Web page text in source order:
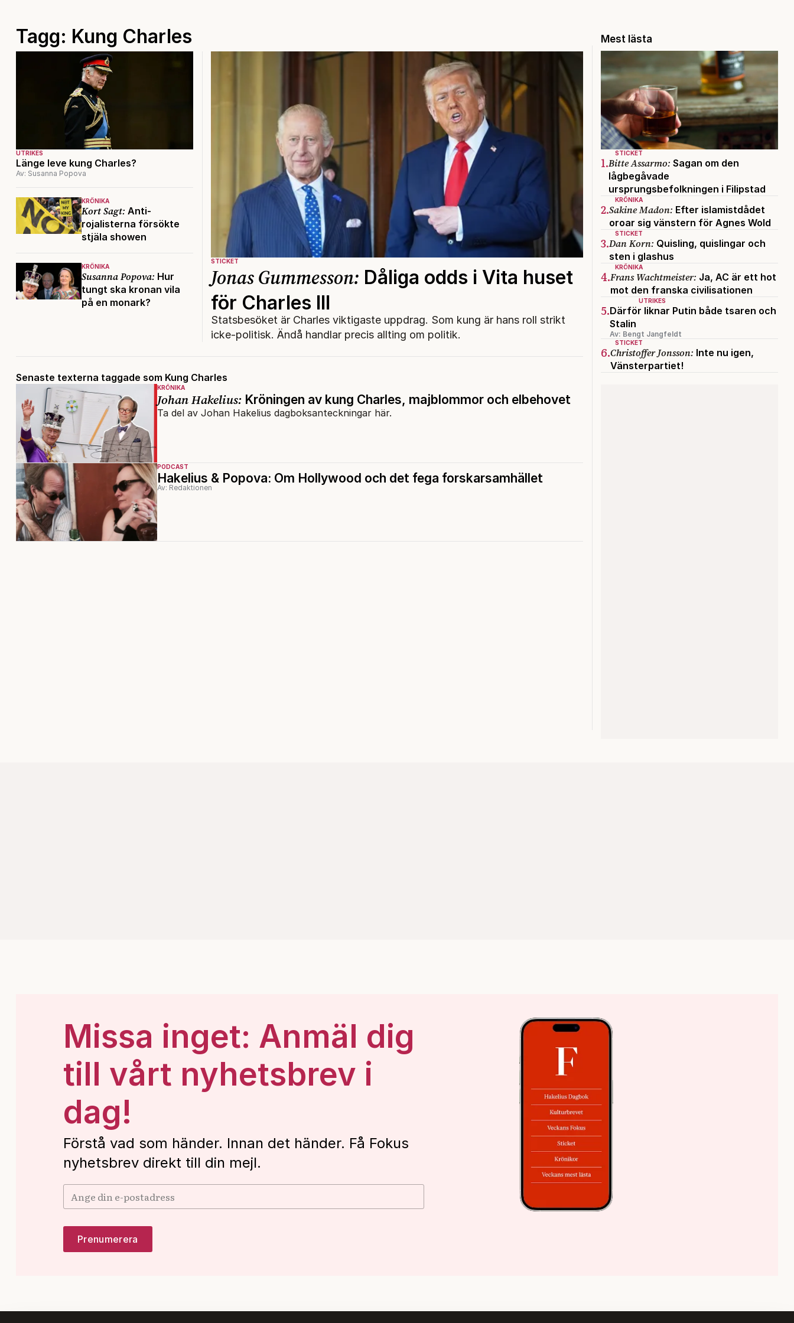
Tagg: Kung Charles
UTRIKES
Länge leve kung Charles?
Av: Susanna Popova
KRÖNIKA
Kort Sagt: Anti-
rojalisterna försökte
stjäla showen
KRÖNIKA
Susanna Popova: Hur
tungt ska kronan vila
på en monark?
STICKET
Jonas Gummesson: Dåliga odds i Vita huset
för Charles III
Statsbesöket är Charles viktigaste uppdrag. Som kung är hans roll strikt
icke-politisk. Ändå handlar precis allting om politik.
Senaste texterna taggade som Kung Charles
KRÖNIKA
Johan Hakelius: Kröningen av kung Charles, majblommor och elbehovet
Ta del av Johan Hakelius dagboksanteckningar här.
PODCAST
Hakelius & Popova: Om Hollywood och det fega forskarsamhället
Av: Redaktionen
Mest lästa
STICKET
1.Bitte Assarmo: Sagan om den
lågbegåvade
ursprungsbefolkningen i Filipstad
KRÖNIKA
2.Sakine Madon: Efter islamistdådet
oroar sig vänstern för Agnes Wold
STICKET
3.Dan Korn: Quisling, quislingar och
sten i glashus
KRÖNIKA
4.Frans Wachtmeister: Ja, AC är ett hot
mot den franska civilisationen
UTRIKES
5.Därför liknar Putin både tsaren och
Stalin
Av: Bengt Jangfeldt
STICKET
6.Christoffer Jonsson: Inte nu igen,
Vänsterpartiet!
Missa inget: Anmäl dig
till vårt nyhetsbrev i
dag!
Förstå vad som händer. Innan det händer. Få Fokus
nyhetsbrev direkt till din mejl.